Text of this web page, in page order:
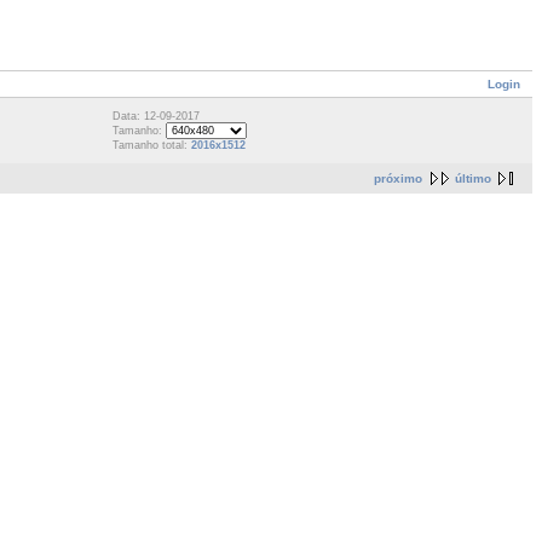
Login
Data: 12-09-2017
Tamanho:
Tamanho total: 2016x1512
próximo último